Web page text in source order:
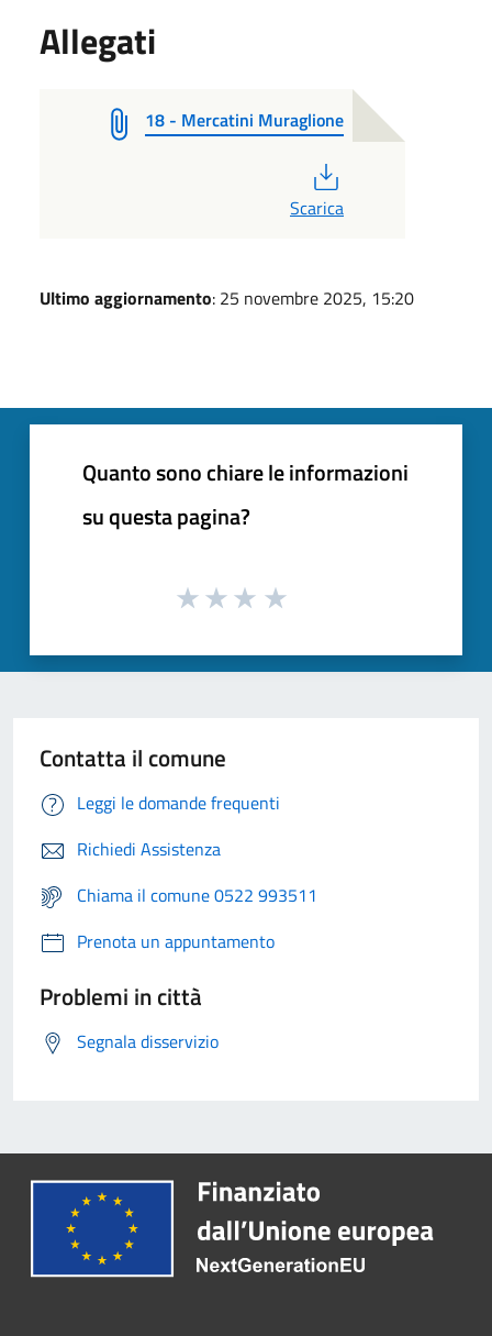
Allegati
18 - Mercatini Muraglione
Scarica
Ultimo aggiornamento: 25 novembre 2025, 15:20
Quanto sono chiare le informazioni
su questa pagina?
Contatta il comune
Leggi le domande frequenti
Richiedi Assistenza
Chiama il comune 0522 993511
Prenota un appuntamento
Problemi in città
Segnala disservizio